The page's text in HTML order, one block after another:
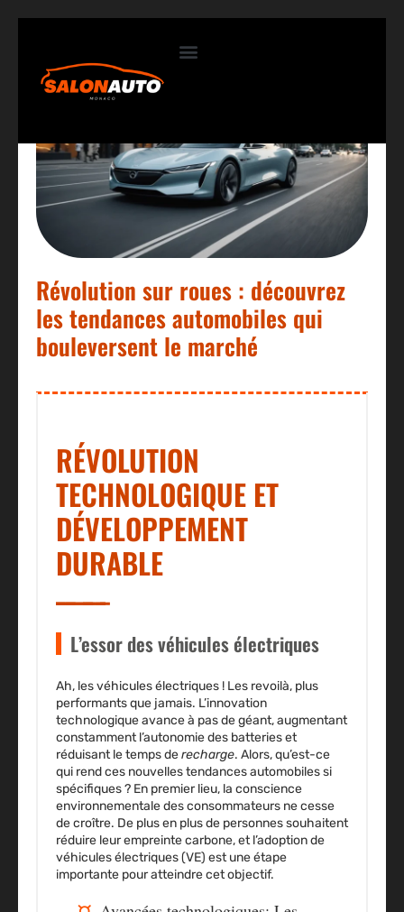
Révolution sur roues : découvrez
les tendances automobiles qui
bouleversent le marché
RÉVOLUTION
TECHNOLOGIQUE ET
DÉVELOPPEMENT
DURABLE
L’essor des véhicules électriques
Ah, les véhicules électriques ! Les revoilà, plus
performants que jamais. L’innovation
technologique avance à pas de géant, augmentant
constamment l’autonomiedes batteries et
réduisant le temps derecharge. Alors, qu’est-ce
qui rend ces nouvelles tendances automobiles si
spécifiques ? En premier lieu, la conscience
environnementale des consommateurs ne cesse
de croître. De plus en plus de personnes souhaitent
réduire leur empreinte carbone, et l’adoption de
véhicules électriques (VE) est une étape
importante pour atteindre cet objectif.